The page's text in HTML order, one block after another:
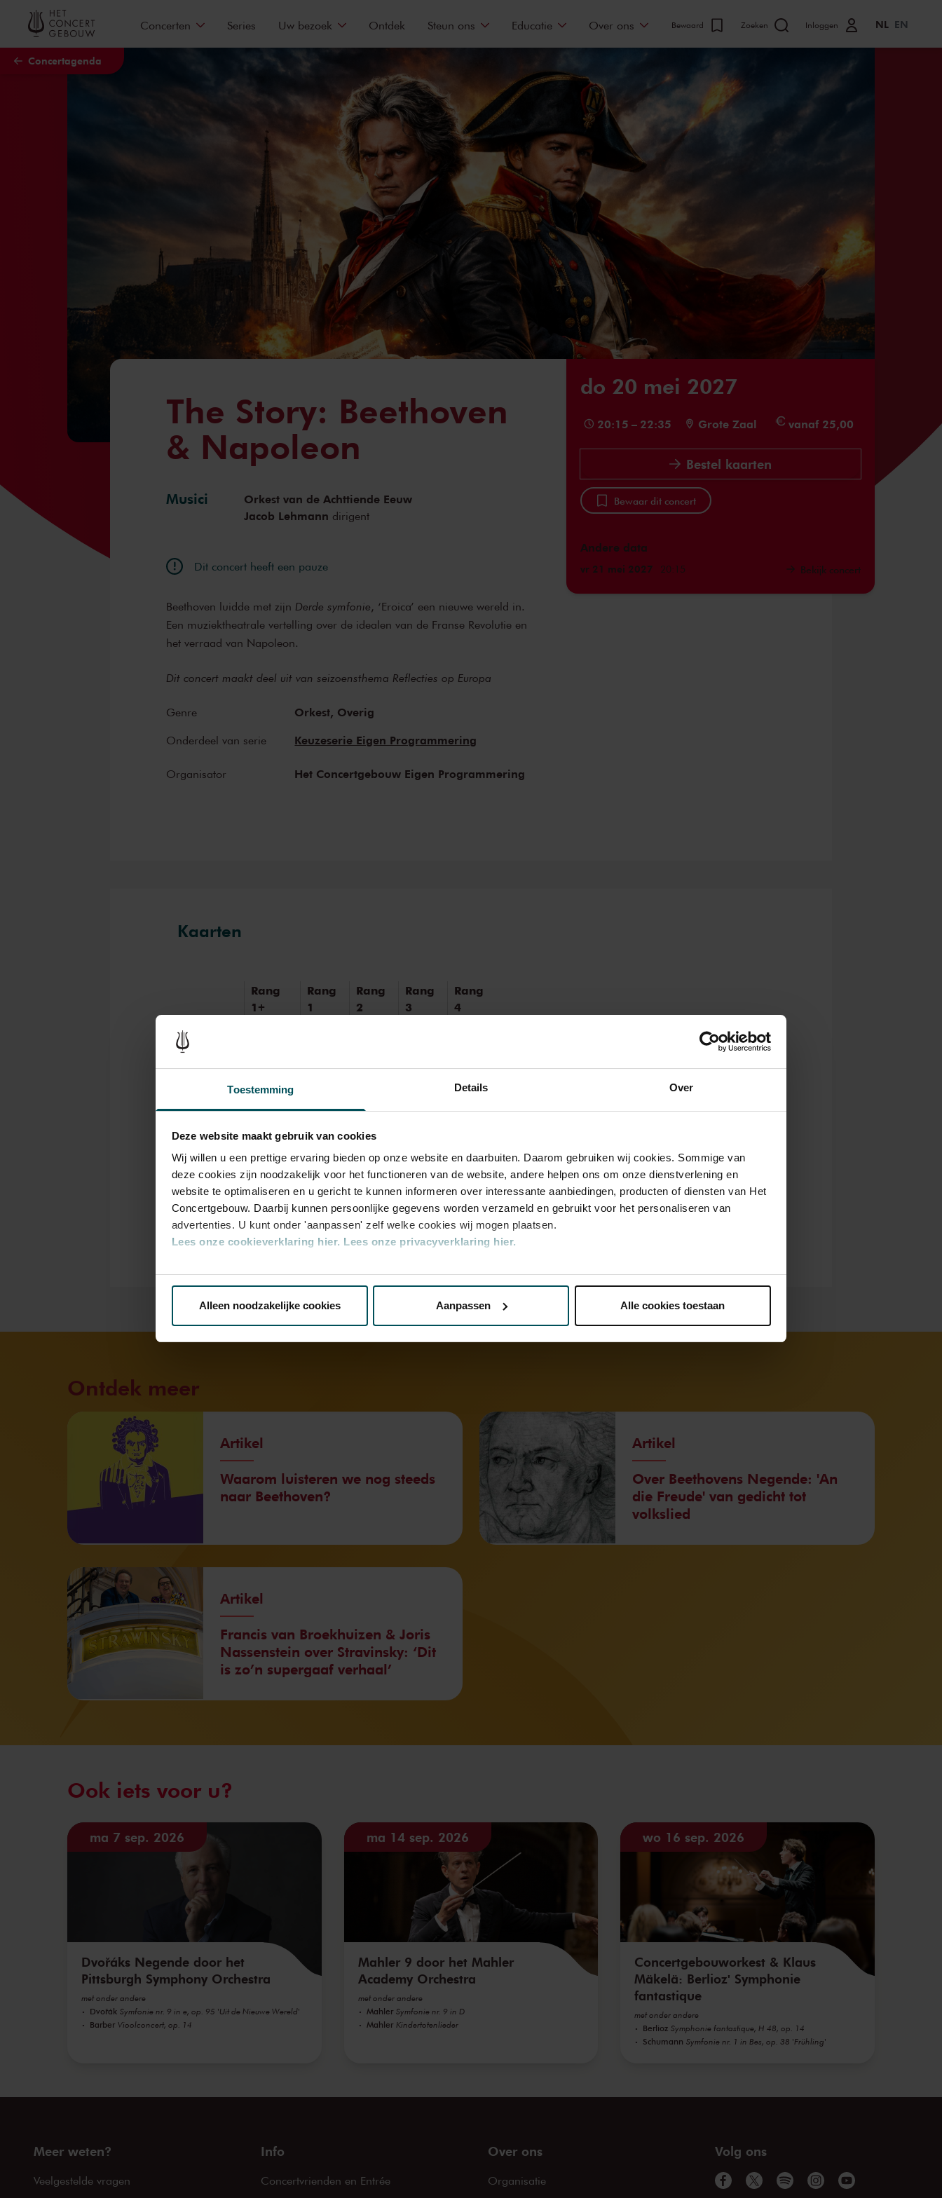
Toestemming Details Over
Deze website maakt gebruik van cookies
Wij willen u een prettige ervaring bieden op onze website en daarbuiten. Daarom gebruiken wij cookies. Sommige van
deze cookies zijn noodzakelijk voor het functioneren van de website, andere helpen ons om onze dienstverlening en
website te optimaliseren en u gericht te kunnen informeren over interessante aanbiedingen, producten of diensten van Het
Concertgebouw. Daarbij kunnen persoonlijke gegevens worden verzameld en gebruikt voor het personaliseren van
advertenties. U kunt onder 'aanpassen' zelf welke cookies wij mogen plaatsen.
Lees onze cookieverklaring hier. Lees onze privacyverklaring hier.
Via decookieverklaringop onze website kunt u uw toestemming op elk moment wijzigen of intrekken.
We werken samen met32 derdendie uw gegevens kunnen ontvangen en verwerken.
Alleen noodzakelijke cookies Aanpassen Alle cookies toestaan
Naar hoofdcontent
Concertagenda
Concerten Series Uw bezoek Ontdek Steun ons Educatie Over ons Bewaard Zoeken Inloggen NL EN
do 20 mei 2027
20:15 – 22:35 Grote Zaal vanaf 25,00
Bestel kaarten
Bewaar dit concert
Andere data
vr 21 mei 2027 20:15 Bekijk concert
The Story: Beethoven
& Napoleon
Musici
Orkest van de Achttiende Eeuw
Jacob Lehmann dirigent
Dit concert heeft een pauze
Beethoven luidde met zijn Derde symfonie, ‘Eroica’ een nieuwe wereld in.
Een muziektheatrale vertelling over de idealen van de Franse Revolutie en
het verraad van Napoleon.
Dit concert maakt deel uit van seizoensthema Reflecties op Europa
Genre Orkest, Overig
Onderdeel van serie Keuzeserie Eigen Programmering
Organisator Het Concertgebouw Eigen Programmering
Kaarten
Rang
1+
Rang
1
Rang
2
Rang
3
Rang
4
Standaard
Drankjes zijn bij de prijs inbegrepen. Ben je jonger dan 30 jaar?
Eventuele sprintkaarten zijn 4 uur van tevoren via de online
bestelflow beschikbaar.Meer informatie over sprintkaarten
Prijzen zijn exclusief transactiekosten: € 5 per bestelling. Wilt u
rolstoelplaatsen bestellen? Mail naar kassa@concertgebouw.nl
of bel de Concertgebouwlijn op 020 – 671 83 45.
Ontdek meer
Artikel
Waarom luisteren we nog steeds
naar Beethoven?
Artikel
Over Beethovens Negende: 'An
die Freude' van gedicht tot
volkslied
Artikel
Francis van Broekhuizen & Joris
Nassenstein over Stravinsky: ‘Dit
is zo’n supergaaf verhaal’
Ook iets voor u?
ma 7 sep. 2026
Dvořáks Negende door het
Pittsburgh Symphony Orchestra
met onder andere
Dvořák Symfonie nr. 9 in e, op. 95 'Uit de Nieuwe Wereld'
Barber Vioolconcert, op. 14
ma 14 sep. 2026
Mahler 9 door het Mahler
Academy Orchestra
met onder andere
Mahler Symfonie nr. 9 in D
Mahler Kindertotenlieder
wo 16 sep. 2026
Concertgebouworkest & Klaus
Mäkelä: Berlioz' Symphonie
fantastique
met onder andere
Berlioz Symphonie fantastique, H 48, op. 14
Schumann Symfonie nr. 1 in Bes, op. 38 'Frühling'
Meer weten?
Veelgestelde vragen
Info
Concertvrienden en Entrée
Over ons
Organisatie
Volg ons